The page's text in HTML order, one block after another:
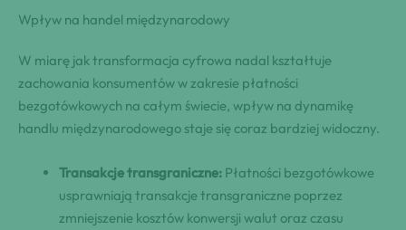
Wpływ na handel międzynarodowy
W miarę jak transformacja cyfrowa nadal kształtuje
zachowania konsumentów w zakresie płatności
bezgotówkowych na całym świecie, wpływ na dynamikę
handlu międzynarodowego staje się coraz bardziej widoczny.
Transakcje transgraniczne: Płatności bezgotówkowe
usprawniają transakcje transgraniczne poprzez
zmniejszenie kosztów konwersji walut oraz czasu